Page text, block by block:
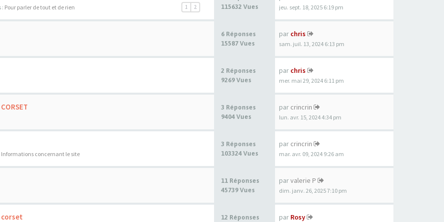
1 2
: Pour parler de tout et de rien
115632 Vues
jeu. sept. 18, 2025 6:19 pm
6 Réponses
15587 Vues
par chris
sam. juil. 13, 2024 6:13 pm
2 Réponses
9269 Vues
par chris
mer. mai 29, 2024 6:11 pm
3 Réponses
9404 Vues
par crincrin
lun. avr. 15, 2024 4:34 pm
Informations concernant le site
3 Réponses
103324 Vues
par crincrin
mar. avr. 09, 2024 9:26 am
11 Réponses
45739 Vues
parvalerie P
dim. janv. 26, 2025 7:10 pm
12 Réponses par Rosy